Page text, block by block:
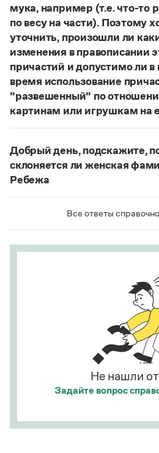
Интервью
Рекомендуем
Учебник Грамоты
Правила русского языка: от азов до
Интерактивные упражнения: от
Скороговорки
Издательство
Учебники и справочники
мука, например (т.е. что-то
по весу на части). Поэтому
уточнить, произошли ли
изменения в правописании
причастий и допустимо ли в
время использование
"развешенный" по
картинам или игрушкам на
Нашответ2014 года по-
то игнорируют
словарей русского языка, в
развесить
развешенный) со значением
местах (несколько, много
Я знаю, что на стенах
развесили разные
Добрый день, подскажите,
склоняется ли женская
Ребежа
ФамилияРебежа
и женская).
Страница ответа
Все ответы
Не нашли
Задайте вопрос